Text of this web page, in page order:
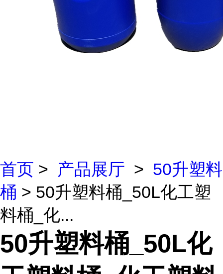
首页 > 产品展厅 > 50升塑料
桶 > 50升塑料桶_50L化工塑
料桶_化...
50升塑料桶_50L化